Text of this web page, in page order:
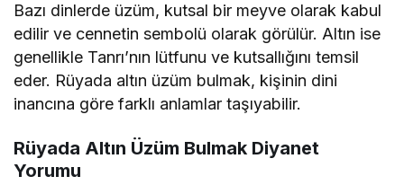
Bazı dinlerde üzüm, kutsal bir meyve olarak kabul
edilir ve cennetin sembolü olarak görülür. Altın ise
genellikle Tanrı’nın lütfunu ve kutsallığını temsil
eder. Rüyada altın üzüm bulmak, kişinin dini
inancına göre farklı anlamlar taşıyabilir.
Rüyada Altın Üzüm Bulmak Diyanet
Yorumu